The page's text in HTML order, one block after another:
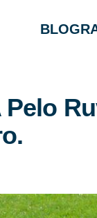
BLOG
Pelo